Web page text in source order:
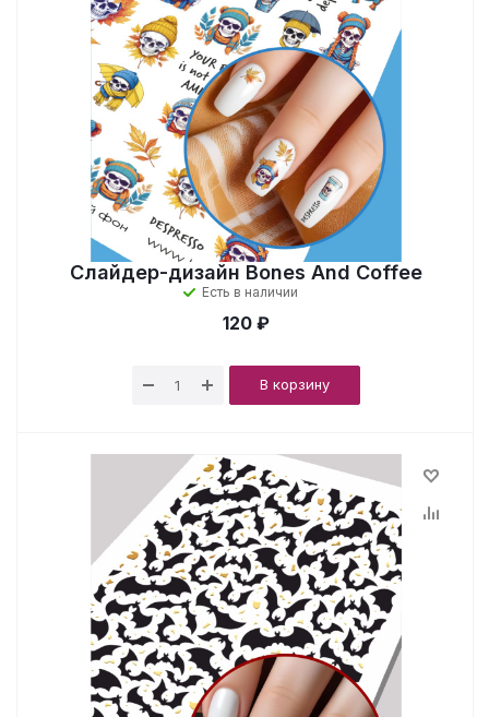
Слайдер-дизайн Bones And Coffee
Есть в наличии
120 ₽
В корзину